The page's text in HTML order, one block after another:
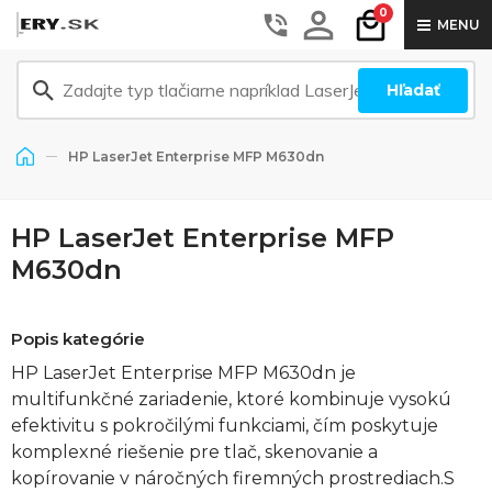
0
MENU
Hľadať
HP LaserJet Enterprise MFP M630dn
HP LaserJet Enterprise MFP
M630dn
Popis kategórie
HP LaserJet Enterprise MFP M630dn je
multifunkčné zariadenie, ktoré kombinuje vysokú
efektivitu s pokročilými funkciami, čím poskytuje
komplexné riešenie pre tlač, skenovanie a
kopírovanie v náročných firemných prostrediach.S